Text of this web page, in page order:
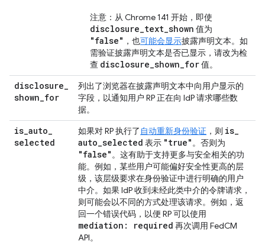
注意：从 Chrome 141 开始，即使
disclosure_text_shown 值为
"false" ，也可能会显示披露声明文本。如
需验证披露声明文本是否已显示，请改为检
查 disclosure_shown_for值。
disclosure_
shown_for
列出了浏览器在披露声明文本中向用户显示的
字段，以通知用户 RP 正在向 IdP 请求哪些数
据。
is_auto_
selected
如果对 RP 执行了 自动重新身份验证 ，则 is_
auto_selected 表示 "true"。否则为
"false"。这有助于支持更多与安全相关的功
能。例如，某些用户可能偏好安全性更高的层
级，该层级要求在身份验证中进行明确的用户
中介。如果 IdP 收到未经此类中介的令牌请求，
则可能会以不同的方式处理该请求。例如，返
回一个错误代码，以便 RP 可以使用
mediation: required 再次调用 FedCM
API。